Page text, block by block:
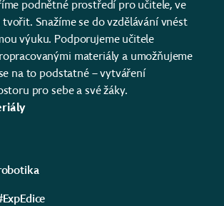
podnětné prostředí pro učitele, ve
Snažíme se do vzdělávání vnést
výuku. Podporujeme učitele
materiály a umožňujeme
na to podstatné – vytváření
pro sebe a své žáky.